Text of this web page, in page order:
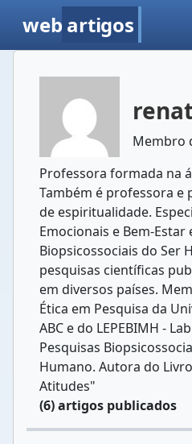
web artigos
Membro
Professora formada na
Também é professora e
de espiritualidade.
Emocionais e Bem-
Biopsicossociais do Ser
pesquisas científicas
em diversos países.
Ética em Pesquisa da
ABC e do LEPEBIMH -
Pesquisas
Humano. Autora do
Atitudes"
(6) artigos publicados